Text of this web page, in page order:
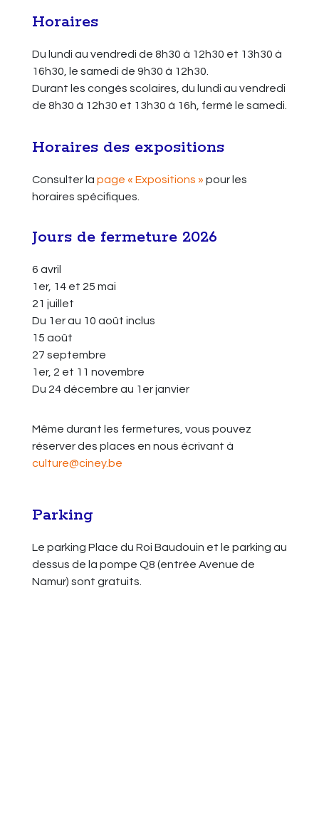
Horaires
Du lundi au vendredi de 8h30 à 12h30 et 13h30 à
16h30, le samedi de 9h30 à 12h30.
Durant les congés scolaires, du lundi au vendredi
de 8h30 à 12h30 et 13h30 à 16h, fermé le samedi.
Horaires des expositions
Consulter la page « Expositions » pour les
horaires spécifiques.
Jours de fermeture 2026
6 avril
1er, 14 et 25 mai
21 juillet
Du 1er au 10 août inclus
15 août
27 septembre
1er, 2 et 11 novembre
Du 24 décembre au 1er janvier
Même durant les fermetures, vous pouvez
réserver des places en nous écrivant à
culture@ciney.be
Parking
Le parking Place du Roi Baudouin et le parking au
dessus de la pompe Q8 (entrée Avenue de
Namur) sont gratuits.